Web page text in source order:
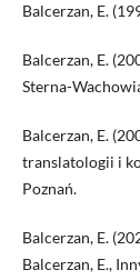
Balcerzan, E.
Balcerzan, E.
Sterna-
Balcerzan, E.
translatologii i
Poznań.
Balcerzan, E.
Balcerzan, E.,